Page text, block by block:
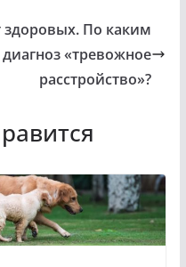
По каким
«тревожное
расстройство»?